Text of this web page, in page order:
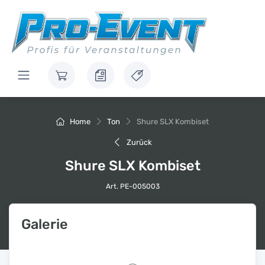
Home Ton Shure SLX Kombiset
Zurück
Shure SLX Kombiset
Art. PE-005003
Galerie